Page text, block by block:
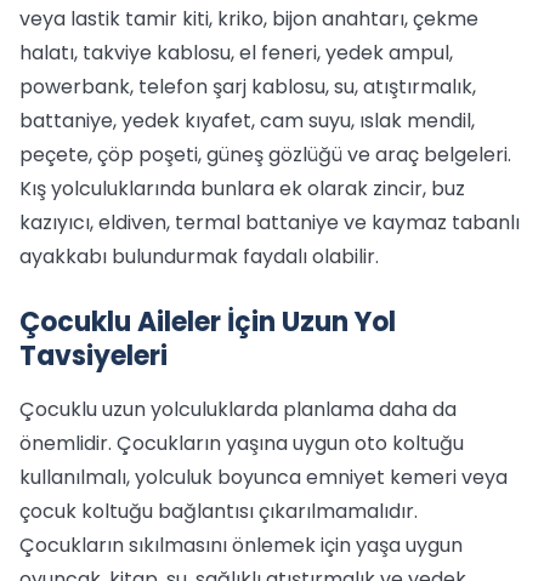
veya lastik tamir kiti, kriko, bijon anahtarı, çekme
halatı, takviye kablosu, el feneri, yedek ampul,
powerbank, telefon şarj kablosu, su, atıştırmalık,
battaniye, yedek kıyafet, cam suyu, ıslak mendil,
peçete, çöp poşeti, güneş gözlüğü ve araç belgeleri.
Kış yolculuklarında bunlara ek olarak zincir, buz
kazıyıcı, eldiven, termal battaniye ve kaymaz tabanlı
ayakkabı bulundurmak faydalı olabilir.
Çocuklu Aileler İçin Uzun Yol
Tavsiyeleri
Çocuklu uzun yolculuklarda planlama daha da
önemlidir. Çocukların yaşına uygun oto koltuğu
kullanılmalı, yolculuk boyunca emniyet kemeri veya
çocuk koltuğu bağlantısı çıkarılmamalıdır.
Çocukların sıkılmasını önlemek için yaşa uygun